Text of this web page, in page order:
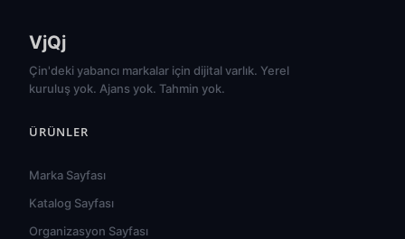
VjQj
Çin'deki yabancı markalar için dijital varlık. Yerel
kuruluş yok. Ajans yok. Tahmin yok.
ÜRÜNLER
Marka Sayfası
Katalog Sayfası
Organizasyon Sayfası